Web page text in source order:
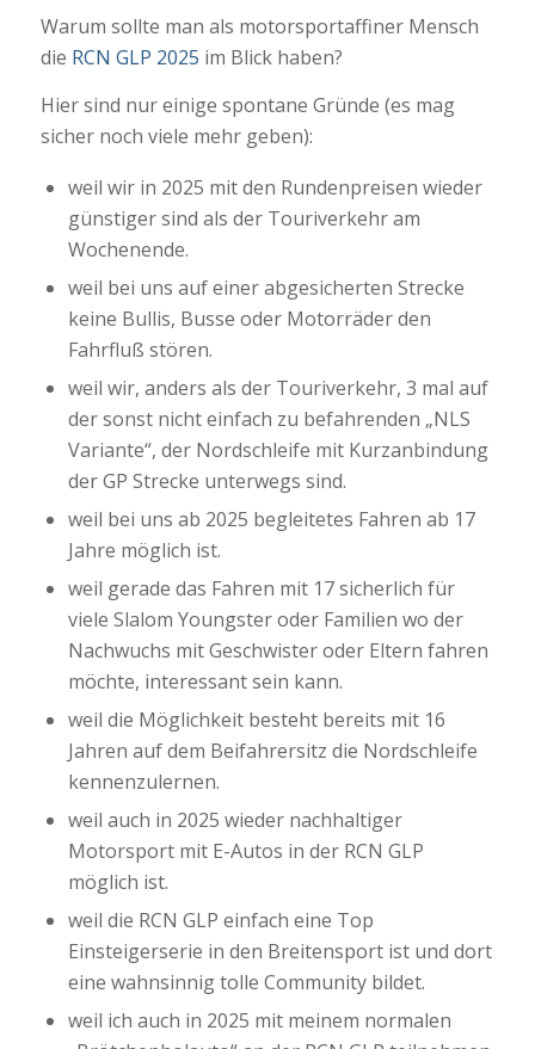
Warum sollte man als motorsportaffiner Mensch
die RCN GLP 2025 im Blick haben?
Hier sind nur einige spontane Gründe (es mag
sicher noch viele mehr geben):
weil wir in 2025 mit den Rundenpreisen wieder
günstiger sind als der Touriverkehr am
Wochenende.
weil bei uns auf einer abgesicherten Strecke
keine Bullis, Busse oder Motorräder den
Fahrfluß stören.
weil wir, anders als der Touriverkehr, 3 mal auf
der sonst nicht einfach zu befahrenden „NLS
Variante“, der Nordschleife mit Kurzanbindung
der GP Strecke unterwegs sind.
weil bei uns ab 2025 begleitetes Fahren ab 17
Jahre möglich ist.
weil gerade das Fahren mit 17 sicherlich für
viele Slalom Youngster oder Familien wo der
Nachwuchs mit Geschwister oder Eltern fahren
möchte, interessant sein kann.
weil die Möglichkeit besteht bereits mit 16
Jahren auf dem Beifahrersitz die Nordschleife
kennenzulernen.
weil auch in 2025 wieder nachhaltiger
Motorsport mit E-Autos in der RCN GLP
möglich ist.
weil die RCN GLP einfach eine Top
Einsteigerserie in den Breitensport ist und dort
eine wahnsinnig tolle Community bildet.
weil ich auch in 2025 mit meinem normalen